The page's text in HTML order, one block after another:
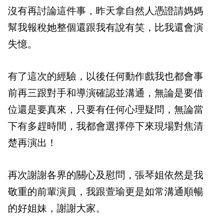
沒有再討論這件事，昨天拿自然人憑證請媽媽
幫我報稅她整個還跟我有說有笑，比我還會演
失憶。
有了這次的經驗，以後任何動作戲我也都會事
前再三跟對手和導演確認並溝通，無論是要借
位還是要真來，只要有任何心理疑問，無論當
下有多趕時間，我都會選擇停下來現場對焦清
楚再演出！
再次謝謝各界的關心及慰問，張琴姐依然是我
敬重的前輩演員，我跟萱瑜更是如常溝通順暢
的好姐妹，謝謝大家。